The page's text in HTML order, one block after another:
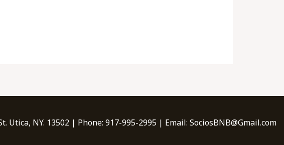
Utica, NY. 13502 | Phone: 917-995-2995 | Email: SociosBNB@Gmail.com